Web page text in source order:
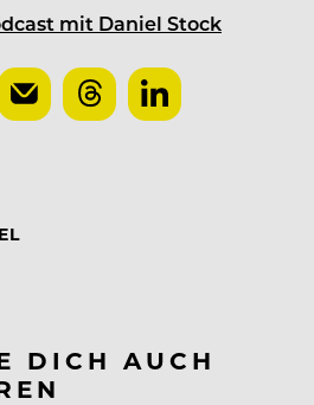
mit Daniel Stock
DICH AUCH